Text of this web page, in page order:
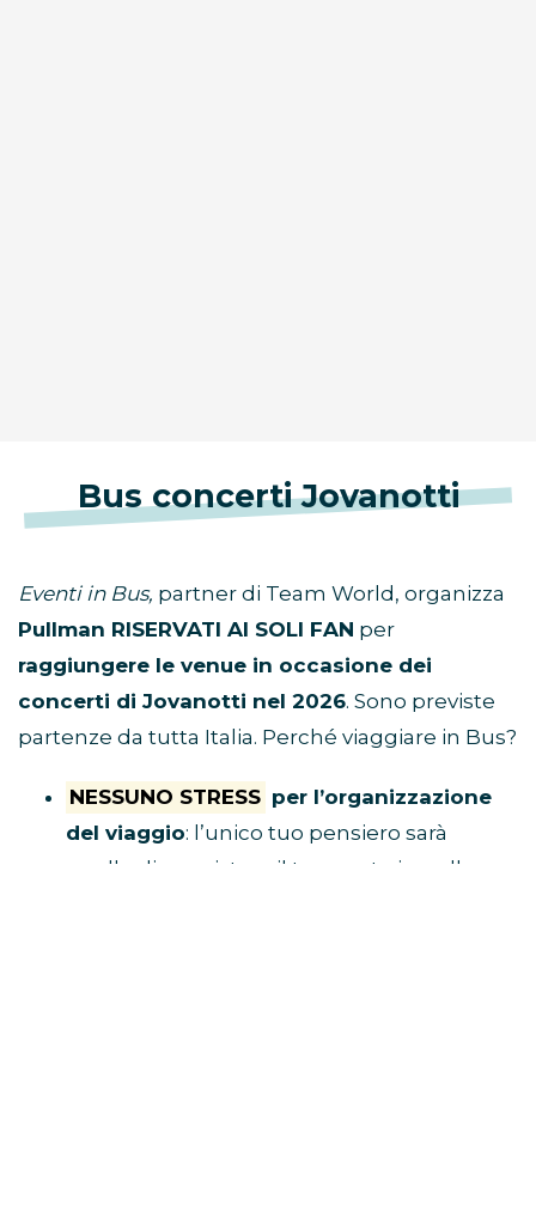
Bus concerti Jovanotti
Eventi in Bus, partner di Team World, organizza
Pullman RISERVATI AI SOLI FAN per
raggiungere le venue in occasione dei
concerti di Jovanotti nel 2026. Sono previste
partenze da tutta Italia. Perché viaggiare in Bus?
NESSUNO STRESS per l’organizzazione
del viaggio: l’unico tuo pensiero sarà
quello di acquistare il tuo posto in pullman